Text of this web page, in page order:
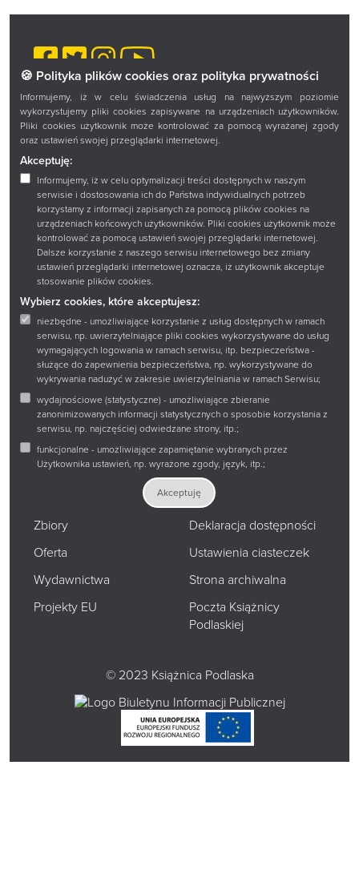
🍪 Polityka plików cookies oraz polityka prywatności
Informujemy, iż w celu świadczenia usług na najwyższym poziomie
wykorzystujemy pliki cookies zapisywane na urządzeniach użytkowników.
Pliki cookies użytkownik może kontrolować za pomocą wyrażanej zgody
oraz ustawień swojej przeglądarki internetowej.
Akceptuję:
Informujemy, iż w celu optymalizacji treści dostępnych w naszym
serwisie i dostosowania ich do Państwa indywidualnych potrzeb
korzystamy z informacji zapisanych za pomocą plików cookies na
urządzeniach końcowych użytkowników. Pliki cookies użytkownik może
kontrolować za pomocą ustawień swojej przeglądarki internetowej.
Dalsze korzystanie z naszego serwisu internetowego bez zmiany
ustawień przeglądarki internetowej oznacza, iż użytkownik akceptuje
stosowanie plików cookies.
Wybierz cookies, które akceptujesz:
niezbędne - umożliwiające korzystanie z usług dostępnych w ramach
serwisu, np. uwierzytelniające pliki cookies wykorzystywane do usług
wymagających logowania w ramach serwisu, itp. bezpieczeństwa -
służące do zapewnienia bezpieczeństwa, np. wykorzystywane do
wykrywania nadużyć w zakresie uwierzytelniania w ramach Serwisu;
wydajnościowe (statystyczne) - umożliwiające zbieranie
zanonimizowanych informacji statystycznych o sposobie korzystania z
serwisu, np. najczęściej odwiedzane strony, itp.;
funkcjonalne - umożliwiające zapamiętanie wybranych przez
Użytkownika ustawień, np. wyrażone zgody, język, itp.;
Akceptuję
Facebook
TwitterInstagram
YouTube
Zadaj pytanie
Wirtualny spacer
Sklep
Książnica Podlaska im. Łukasza Górnickiego w
Białymstoku
15-097 Białystok
ul. Marii Curie-Skłodowskiej 14 A
tel.:
+48 85 67 67 221
e-mail: ksiaznica@ksiaznicapodlaska.pl
NIP: 542-21-24-069
REGON: 000276713
Kontakt
O nas
Zbiory
Oferta
Wydawnictwa
Projekty EU
Mapa strony
Polityka prywatności
Deklaracja dostępności
Ustawienia ciasteczek
Strona archiwalna
Poczta Książnicy
Podlaskiej
© 2023 Książnica Podlaska